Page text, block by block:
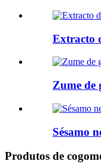
Extracto
Zume de
Sésamo
Produtos de